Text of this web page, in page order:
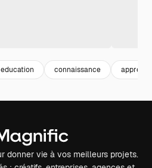
education connaissance
donner vie à vos meilleurs projets.